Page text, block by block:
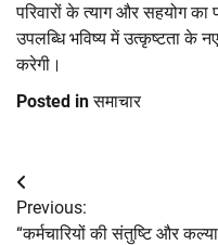
परिवारों के त्याग और सहयोग का
उपलब्धि भविष्य में उत्कृष्टता के
करेगी।
Posted inसमाचार
Post
navigation
Previous:
“कर्मचारियों की संतुष्टि और